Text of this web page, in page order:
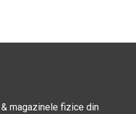
magazinele fizice din